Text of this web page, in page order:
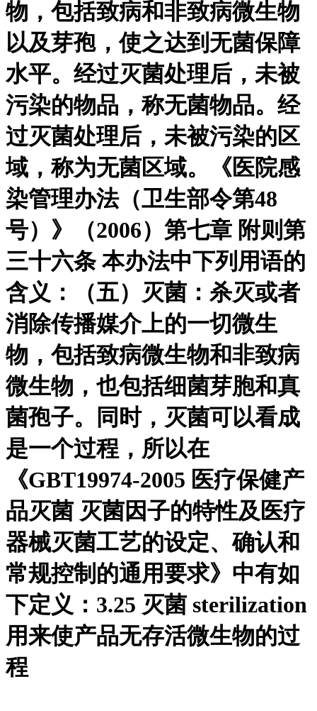
物，包括致病和非致病微生物
以及芽孢，使之达到无菌保障
水平。经过灭菌处理后，未被
污染的物品，称无菌物品。经
过灭菌处理后，未被污染的区
域，称为无菌区域。《医院感
染管理办法（卫生部令第48
号）》（2006）第七章 附则第
三十六条 本办法中下列用语的
含义：（五）灭菌：杀灭或者
消除传播媒介上的一切微生
物，包括致病微生物和非致病
微生物，也包括细菌芽胞和真
菌孢子。同时，灭菌可以看成
是一个过程，所以在
《GBT19974-2005 医疗保健产
品灭菌 灭菌因子的特性及医疗
器械灭菌工艺的设定、确认和
常规控制的通用要求》中有如
下定义：3.25 灭菌 sterilization
用来使产品无存活微生物的过
程